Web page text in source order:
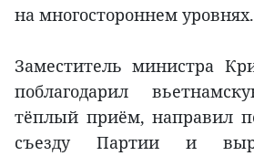
на многостороннем уровнях.
Заместитель министра
поблагодарил
тёплый приём, направил
съезду Партии и